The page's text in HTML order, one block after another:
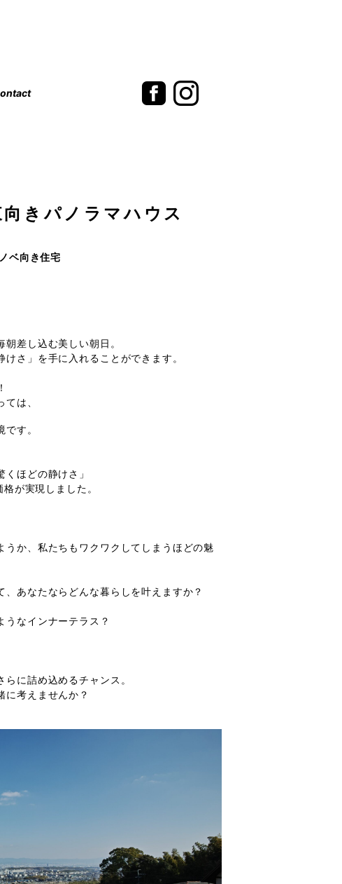
きパノラマハウス
ベ向き住宅
差し込む美しい朝日。
さ」を手に入れることができます。
は、
す。
くほどの静けさ」
が実現しました。
うか、私たちもワクワクしてしまうほどの魅
あなたならどんな暮らしを叶えますか？
うなインナーテラス？
に詰め込めるチャンス。
に考えませんか？